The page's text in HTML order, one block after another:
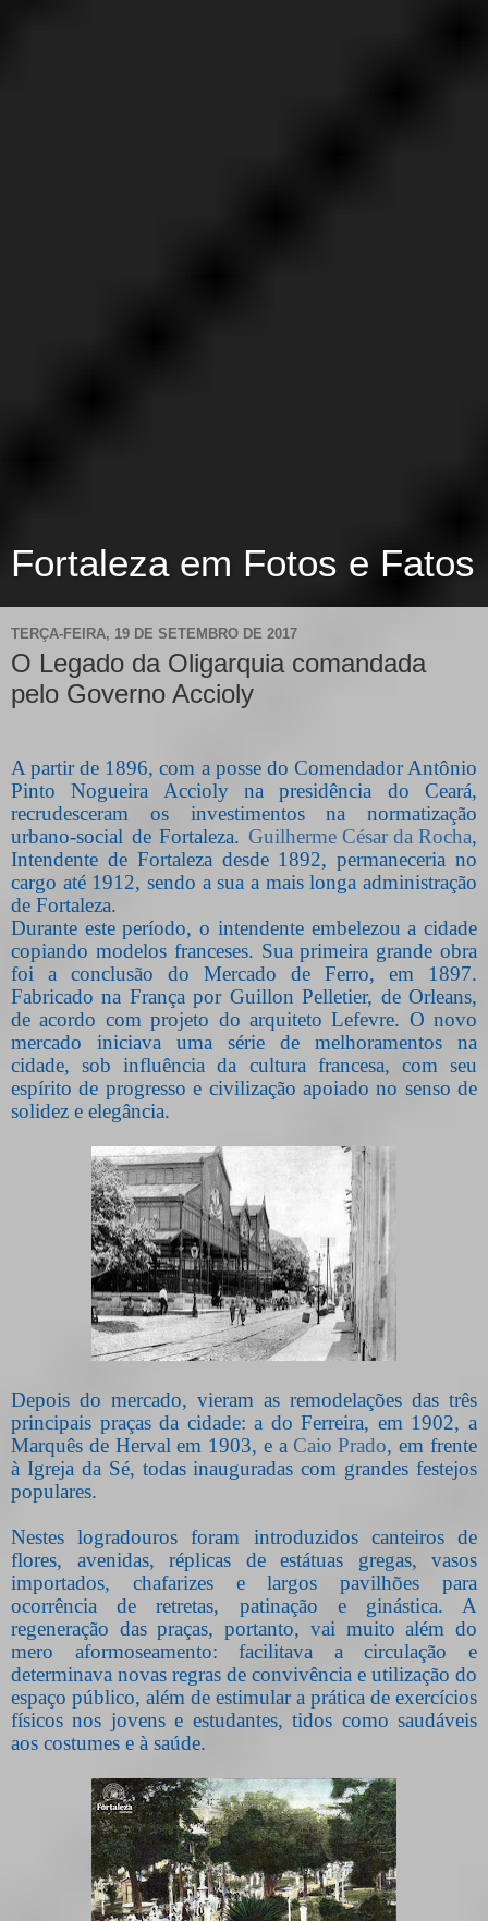
Fortaleza em Fotos e Fatos
TERÇA-FEIRA, 19 DE SETEMBRO DE 2017
O Legado da Oligarquia comandada
pelo Governo Accioly
A partir de 1896, com a posse do Comendador Antônio
Pinto Nogueira Accioly na presidência do Ceará,
recrudesceram os investimentos na normatização
urbano-social de Fortaleza. Guilherme César da Rocha,
Intendente de Fortaleza desde 1892, permaneceria no
cargo até 1912, sendo a sua a mais longa administração
de Fortaleza.
Durante este período, o intendente embelezou a cidade
copiando modelos franceses. Sua primeira grande obra
foi a conclusão do Mercado de Ferro, em 1897.
Fabricado na França por Guillon Pelletier, de Orleans,
de acordo com projeto do arquiteto Lefevre. O novo
mercado iniciava uma série de melhoramentos na
cidade, sob influência da cultura francesa, com seu
espírito de progresso e civilização apoiado no senso de
solidez e elegância.
Depois do mercado, vieram as remodelações das três
principais praças da cidade: a do Ferreira, em 1902, a
Marquês de Herval em 1903, e aCaio Prado, em frente
à Igreja da Sé, todas inauguradas com grandes festejos
populares.
Nestes logradouros foram introduzidos canteiros de
flores, avenidas, réplicas de estátuas gregas, vasos
importados, chafarizes e largos pavilhões para
ocorrência de retretas, patinação e ginástica. A
regeneração das praças, portanto, vai muito além do
mero aformoseamento: facilitava a circulação e
determinava novas regras de convivência e utilização do
espaço público, além de estimular a prática de exercícios
físicos nos jovens e estudantes, tidos como saudáveis
aos costumes e à saúde.